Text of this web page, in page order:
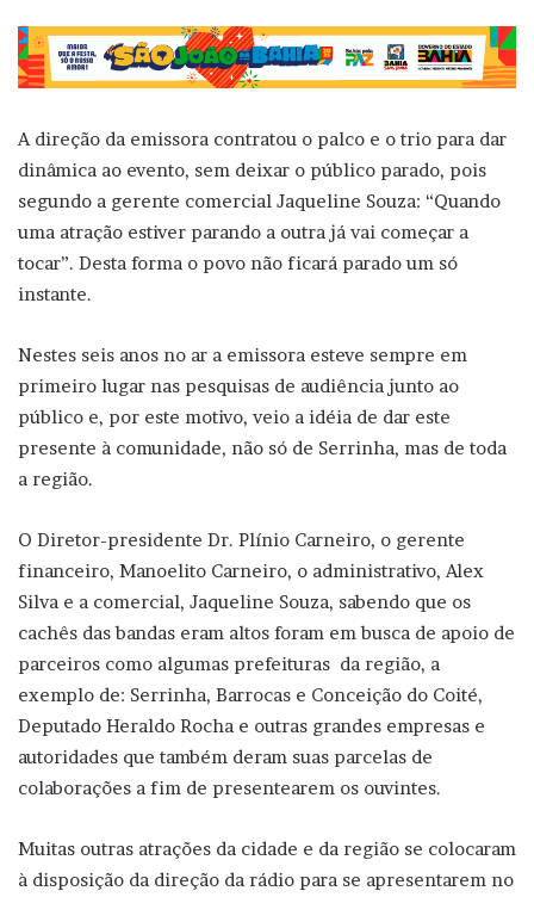
A direção da emissora contratou o palco e o trio para dar
dinâmica ao evento, sem deixar o público parado, pois
segundo a gerente comercial Jaqueline Souza: “Quando
uma atração estiver parando a outra já vai começar a
tocar”. Desta forma o povo não ficará parado um só
instante.
Nestes seis anos no ar a emissora esteve sempre em
primeiro lugar nas pesquisas de audiência junto ao
público e, por este motivo, veio a idéia de dar este
presente à comunidade, não só de Serrinha, mas de toda
a região.
O Diretor-presidente Dr. Plínio Carneiro, o gerente
financeiro, Manoelito Carneiro, o administrativo, Alex
Silva e a comercial, Jaqueline Souza, sabendo que os
cachês das bandas eram altos foram em busca de apoio de
parceiros como algumas prefeituras da região, a
exemplo de: Serrinha, Barrocas e Conceição do Coité,
Deputado Heraldo Rocha e outras grandes empresas e
autoridades que também deram suas parcelas de
colaborações a fim de presentearem os ouvintes.
Muitas outras atrações da cidade e da região se colocaram
à disposição da direção da rádio para se apresentarem no